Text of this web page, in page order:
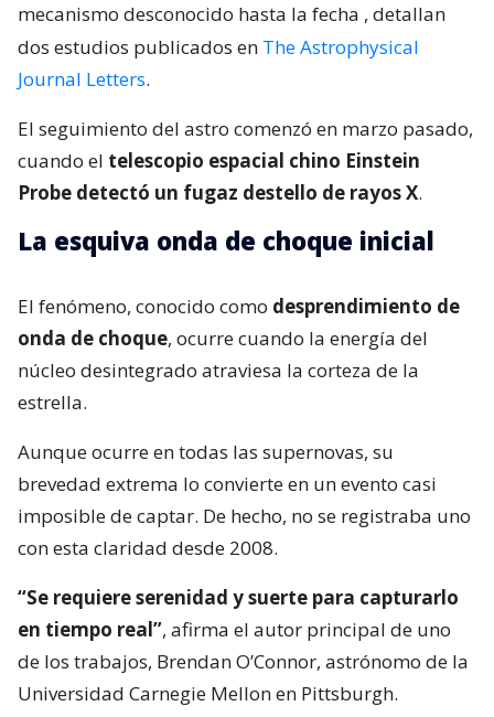
mecanismo desconocido hasta la fecha , detallan
dos estudios publicados en The Astrophysical
Journal Letters.
El seguimiento del astro comenzó en marzo pasado,
cuando el telescopio espacial chino Einstein
Probe detectó un fugaz destello de rayos X.
La esquiva onda de choque inicial
El fenómeno, conocido como desprendimiento de
onda de choque, ocurre cuando la energía del
núcleo desintegrado atraviesa la corteza de la
estrella.
Aunque ocurre en todas las supernovas, su
brevedad extrema lo convierte en un evento casi
imposible de captar. De hecho, no se registraba uno
con esta claridad desde 2008.
“Se requiere serenidad y suerte para capturarlo
en tiempo real”, afirma el autor principal de uno
de los trabajos, Brendan O’Connor, astrónomo de la
Universidad Carnegie Mellon en Pittsburgh.